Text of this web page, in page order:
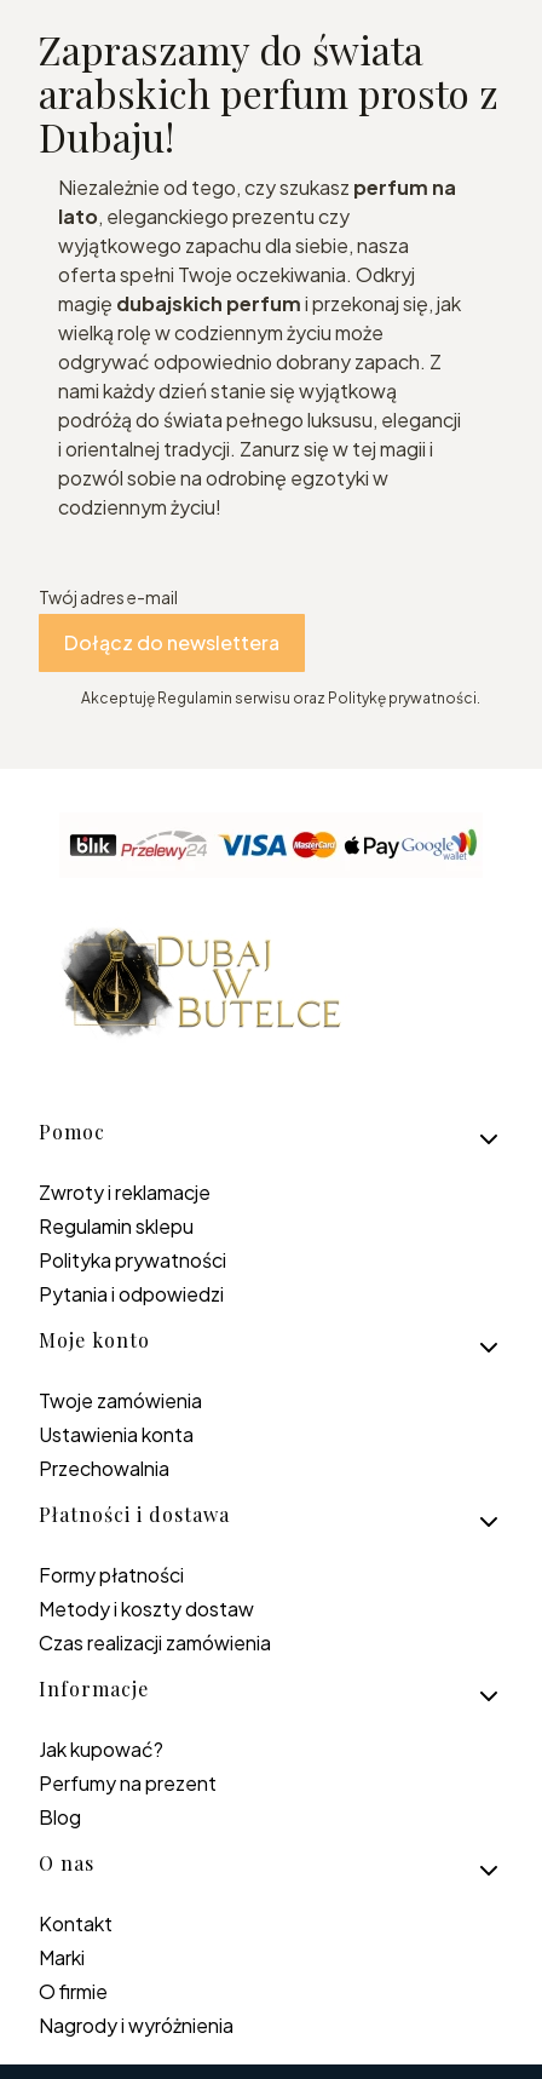
Zapraszamy do świata
arabskich perfum prosto z
Dubaju!
Niezależnie od tego, czy szukasz perfum na
lato, eleganckiego prezentu czy
wyjątkowego zapachu dla siebie, nasza
oferta spełni Twoje oczekiwania. Odkryj
magię dubajskich perfumi przekonaj się, jak
wielką rolę w codziennym życiu może
odgrywać odpowiednio dobrany zapach. Z
nami każdy dzień stanie się wyjątkową
podróżą do świata pełnego luksusu, elegancji
i orientalnej tradycji. Zanurz się w tej magii i
pozwól sobie na odrobinę egzotyki w
codziennym życiu!
Twój adres e-mail
Dołącz do newslettera
Akceptuję Regulamin serwisu oraz Politykę prywatności.
Linki w stopce
Pomoc
Zwroty i reklamacje
Regulamin sklepu
Polityka prywatności
Pytania i odpowiedzi
Moje konto
Twoje zamówienia
Ustawienia konta
Przechowalnia
Płatności i dostawa
Formy płatności
Metody i koszty dostaw
Czas realizacji zamówienia
Informacje
Jak kupować?
Perfumy na prezent
Blog
O nas
Kontakt
Marki
O firmie
Nagrody i wyróżnienia